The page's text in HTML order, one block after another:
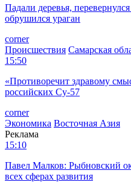
Падали деревья,
обрушился ураган
corner
Происшествия Самарская
15:50
«Противоречит здравому
российских Су-57
corner
Экономика Восточная Азия
Реклама
15:10
Павел Малков: Рыбновский
всех сферах развития